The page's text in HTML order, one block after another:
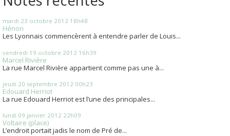
mardi 23 octobre 2012 18h48
Hénon
Les Lyonnais commencèrent à entendre parler de Louis...
vendredi 19 octobre 2012 16h39
Marcel Rivière
La rue Marcel Rivière appartient comme pas une à...
jeudi 20 septembre 2012 00h23
Edouard Herriot
La rue Edouard Herriot est l’une des principales...
lundi 09 janvier 2012 22h09
Voltaire (place)
L’endroit portait jadis le nom de Pré de...